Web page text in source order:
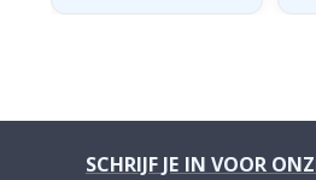
SCHRIJF JE IN VOOR